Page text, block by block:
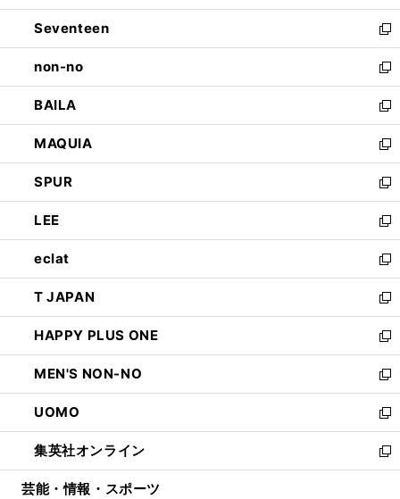
開
く
ウ
で
開
く
ン
ド
ウ
で
開
く
Seventeen
新
し
い
ウ
ィ
ン
ド
ウ
で
開
く
non-no
新
し
い
ウ
ィ
ン
ド
ウ
で
開
く
BAILA
新
し
い
ウ
ィ
ン
ド
ウ
で
開
く
MAQUIA
新
し
い
ウ
ィ
ン
ド
ウ
で
開
く
SPUR
新
し
い
ウ
ィ
ン
ド
ウ
で
開
く
LEE
新
し
い
ウ
ィ
ン
ド
ウ
で
開
く
eclat
新
し
い
ウ
ィ
ン
ド
ウ
で
開
く
T JAPAN
新
し
い
ウ
ィ
ン
ド
ウ
で
開
HAPPY PLUS ONE
新
し
い
ウ
ィ
ン
ド
ウ
MEN'S NON-NO
新
し
い
ウ
ィ
ン
UOMO
新
し
い
ウ
集英社オンライン
新
し
芸能・情報・スポーツ